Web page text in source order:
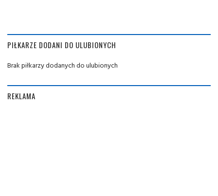
PIŁKARZE DODANI DO ULUBIONYCH
Brak piłkarzy dodanych do ulubionych
REKLAMA